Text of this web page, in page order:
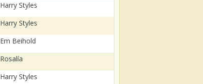
Harry Styles
Harry Styles
Em Beihold
Rosalía
Harry Styles